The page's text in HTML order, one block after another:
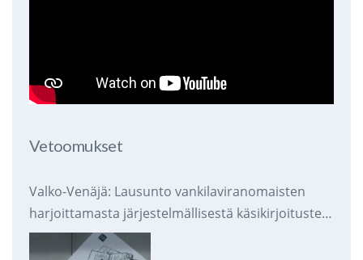
Vetoomukset
Valko-Venäjä: Lausunto vankilaviranomaisten
harjoittamasta järjestelmällisestä käsikirjoitusten
takavarikoinnista ja tuhoamisesta